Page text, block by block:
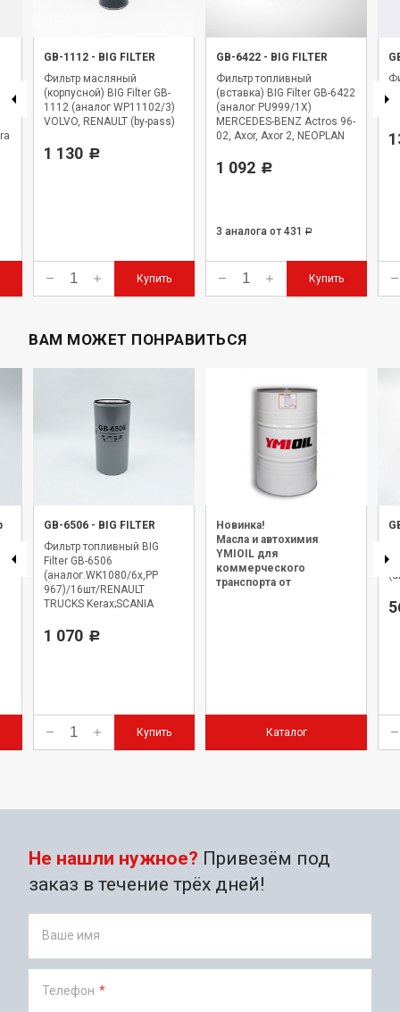
GB-1112 - BIG FILTER
Фильтр масляный
(корпусной) BIG Filter GB-
1112 (аналог WP11102/3)
VOLVO, RENAULT (by-pass)
1 130 Р
Купить
GB-6422 - BIG FILTER
Фильтр топливный
(вставка) BIG Filter GB-6422
(аналог PU999/1X)
MERCEDES-BENZ Actros 96-
02, Axor, Axor 2, NEOPLAN
1 092 Р
3 аналога от 431 Р
Купить
ВАМ МОЖЕТ ПОНРАВИТЬСЯ
GB-6506 - BIG FILTER
Фильтр топливный BIG
Filter GB-6506
(аналог.WK1080/6x,PP
967)/16шт/RENAULT
TRUCKS Kerax;SCANIA
1 070 Р
Купить
Новинка!
Масла и автохимия
YMIOIL для
коммерческого
транспорта от
Каталог
Не нашли нужное? Привезём под
заказ в течение трёх дней!
Ваше имя
Телефон *